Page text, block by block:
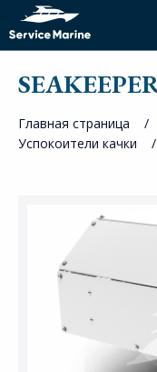
Главная страница
Успокоители качки